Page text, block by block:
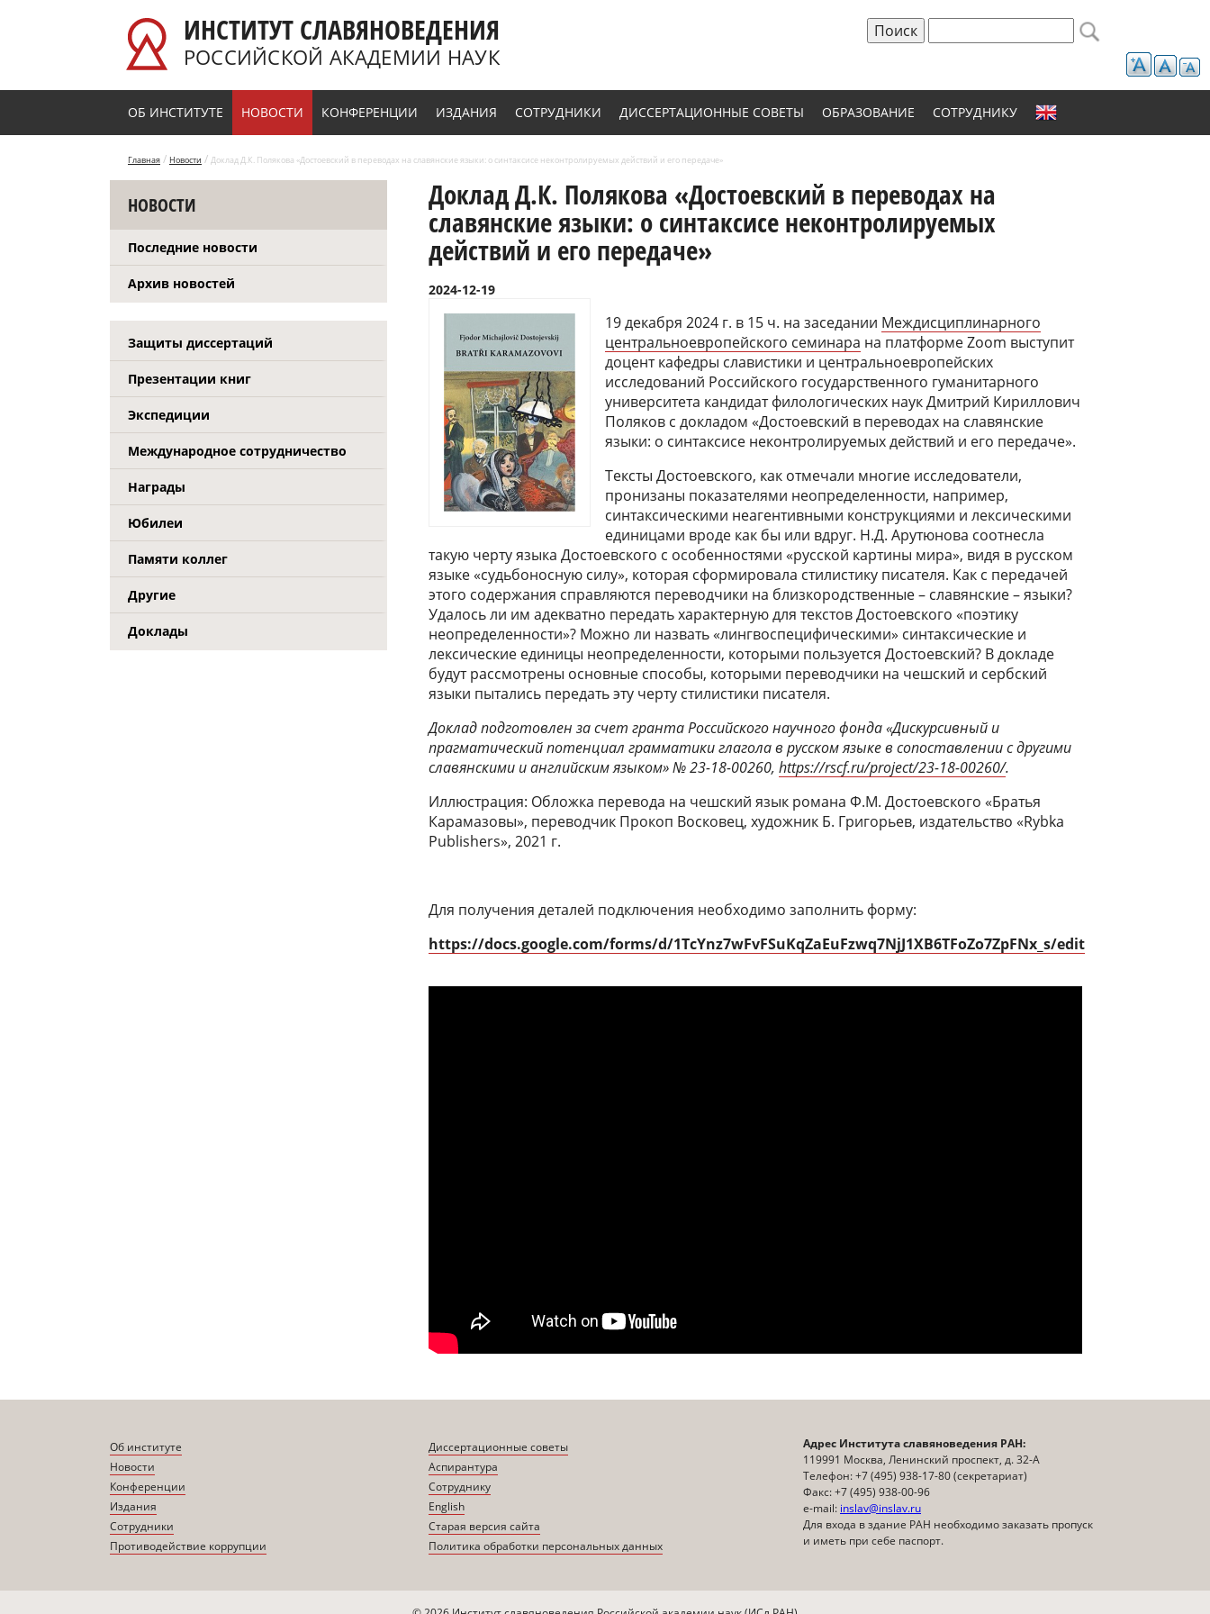
ИНСТИТУТ СЛАВЯНОВЕДЕНИЯ
РОССИЙСКОЙ АКАДЕМИИ НАУК Форма поиска
ОБ ИНСТИТУТЕ НОВОСТИ КОНФЕРЕНЦИИ ИЗДАНИЯ СОТРУДНИКИ ДИССЕРТАЦИОННЫЕ СОВЕТЫ ОБРАЗОВАНИЕ СОТРУДНИКУ
Главная / Новости / Доклад Д.К. Полякова «Достоевский в переводах на славянские языки: о синтаксисе неконтролируемых действий и его передаче»
НОВОСТИ
Последние новости
Архив новостей
Защиты диссертаций
Презентации книг
Экспедиции
Международное сотрудничество
Награды
Юбилеи
Памяти коллег
Другие
Доклады
Доклад Д.К. Полякова «Достоевский в переводах на
славянские языки: о синтаксисе неконтролируемых
действий и его передаче»
2024-12-19
19 декабря 2024 г. в 15 ч. на заседании Междисциплинарного
центральноевропейского семинара на платформе Zoom выступит
доцент кафедры славистики и центральноевропейских
исследований Российского государственного гуманитарного
университета кандидат филологических наук Дмитрий Кириллович
Поляков с докладом «Достоевский в переводах на славянские
языки: о синтаксисе неконтролируемых действий и его передаче».
Тексты Достоевского, как отмечали многие исследователи,
пронизаны показателями неопределенности, например,
синтаксическими неагентивными конструкциями и лексическими
единицами вроде как бы или вдруг. Н.Д. Арутюнова соотнесла
такую черту языка Достоевского с особенностями «русской картины мира», видя в русском
языке «судьбоносную силу», которая сформировала стилистику писателя. Как с передачей
этого содержания справляются переводчики на близкородственные – славянские – языки?
Удалось ли им адекватно передать характерную для текстов Достоевского «поэтику
неопределенности»? Можно ли назвать «лингвоспецифическими» синтаксические и
лексические единицы неопределенности, которыми пользуется Достоевский? В докладе
будут рассмотрены основные способы, которыми переводчики на чешский и сербский
языки пытались передать эту черту стилистики писателя.
Доклад подготовлен за счет гранта Российского научного фонда «Дискурсивный и
прагматический потенциал грамматики глагола в русском языке в сопоставлении с другими
славянскими и английским языком» № 23-18-00260, https://rscf.ru/project/23-18-00260/.
Иллюстрация: Обложка перевода на чешский язык романа Ф.М. Достоевского «Братья
Карамазовы», переводчик Прокоп Восковец, художник Б. Григорьев, издательство «Rybka
Publishers», 2021 г.
Для получения деталей подключения необходимо заполнить форму:
https://docs.google.com/forms/d/1TcYnz7wFvFSuKqZaEuFzwq7NjJ1XB6TFoZo7ZpFNx_s/edit
Об институте
Новости
Конференции
Издания
Сотрудники
Противодействие коррупции
Диссертационные советы
Аспирантура
Сотруднику
English
Старая версия сайта
Политика обработки персональных данных
Адрес Института славяноведения РАН:
119991 Москва, Ленинский проспект, д. 32-А
Телефон: +7 (495) 938-17-80 (секретариат)
Факс: +7 (495) 938-00-96
e-mail: inslav@inslav.ru
Для входа в здание РАН необходимо заказать пропуск
и иметь при себе паспорт.